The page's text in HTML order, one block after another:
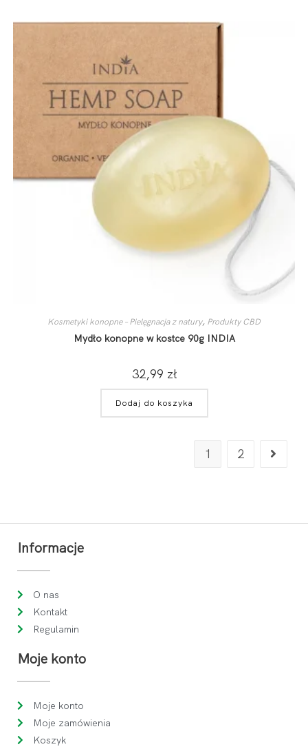
Kosmetyki konopne – Pielęgnacja z natury, Produkty CBD
Mydło konopne w kostce 90g INDIA
32,99 zł
Dodaj do koszyka
1 2
Informacje
O nas
Kontakt
Regulamin
Moje konto
Moje konto
Moje zamówienia
Koszyk